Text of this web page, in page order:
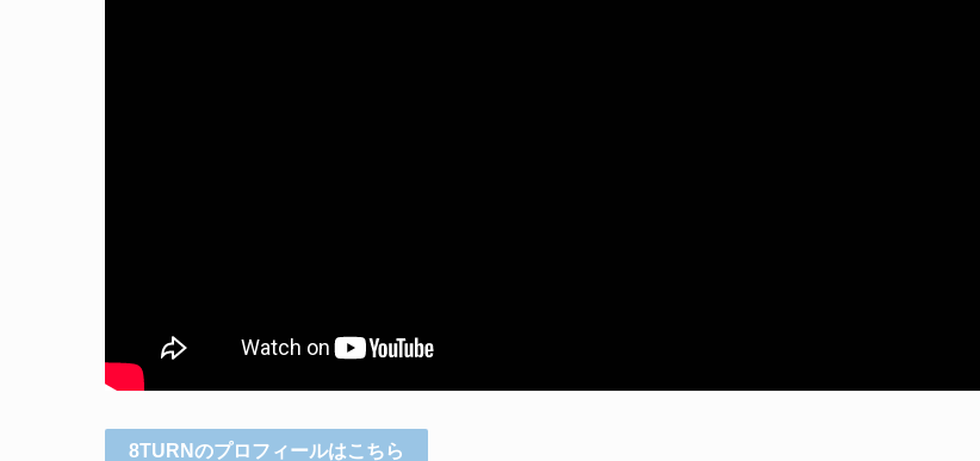
8TURNのプロフィールはこちら